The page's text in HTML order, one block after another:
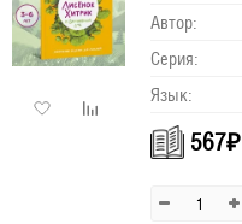
Автор:
Серия:
Язык:
567₽